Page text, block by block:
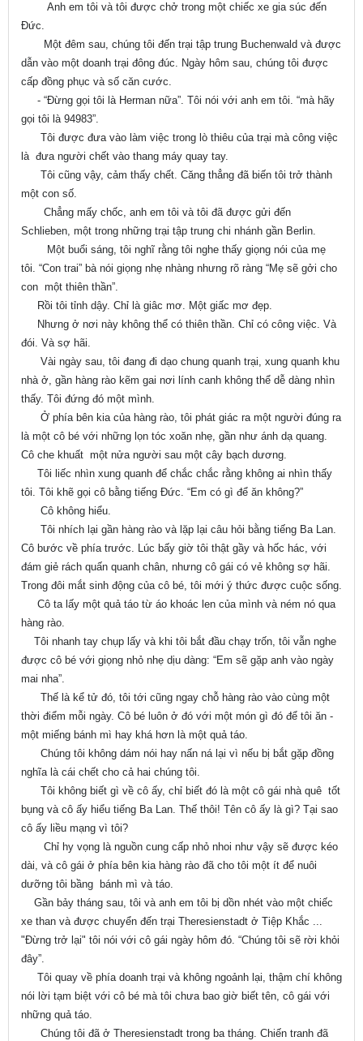
Anh em tôi và tôi được chở trong một chiếc xe gia súc đến
Đức.
Một đêm sau, chúng tôi đến trại tập trung Buchenwald và được
dẫn vào một doanh trại đông đúc. Ngày hôm sau, chúng tôi được
cấp đồng phục và số căn cước.
- “Đừng gọi tôi là Herman nữa”. Tôi nói với anh em tôi. “mà hãy
gọi tôi là 94983”.
Tôi được đưa vào làm việc trong lò thiêu của trại mà công việc
là đưa người chết vào thang máy quay tay.
Tôi cũng vậy, cảm thấy chết. Căng thẳng đã biến tôi trở thành
một con số.
Chẳng mấy chốc, anh em tôi và tôi đã được gửi đến
Schlieben, một trong những trại tập trung chi nhánh gần Berlin.
Một buổi sáng, tôi nghĩ rằng tôi nghe thấy giọng nói của mẹ
tôi. “Con trai” bà nói giọng nhẹ nhàng nhưng rõ ràng “Mẹ sẽ gởi cho
con một thiên thần”.
Rồi tôi tỉnh dậy. Chỉ là giâc mơ. Một giấc mơ đẹp.
Nhưng ở nơi này không thể có thiên thần. Chỉ có công việc. Và
đói. Và sợ hãi.
Vài ngày sau, tôi đang đi dạo chung quanh trại, xung quanh khu
nhà ở, gần hàng rào kẽm gai nơi lính canh không thể dễ dàng nhìn
thấy. Tôi đứng đó một mình.
Ở phía bên kia của hàng rào, tôi phát giác ra một người đúng ra
là một cô bé với những lọn tóc xoăn nhẹ, gần như ánh dạ quang.
Cô che khuất một nửa người sau một cây bạch dương.
Tôi liếc nhìn xung quanh để chắc chắc rằng không ai nhìn thấy
tôi. Tôi khẽ gọi cô bằng tiếng Đức. “Em có gì để ăn không?”
Cô không hiểu.
Tôi nhích lại gần hàng rào và lặp lại câu hỏi bằng tiếng Ba Lan.
Cô bước về phía trước. Lúc bấy giờ tôi thật gầy và hốc hác, với
đám giẻ rách quấn quanh chân, nhưng cô gái có vẻ không sợ hãi.
Trong đôi mắt sinh động của cô bé, tôi mới ý thức được cuộc sống.
Cô ta lấy một quả táo từ áo khoác len của mình và ném nó qua
hàng rào.
Tôi nhanh tay chụp lấy và khi tôi bắt đầu chạy trốn, tôi vẫn nghe
được cô bé với giọng nhỏ nhẹ dịu dàng: “Em sẽ gặp anh vào ngày
mai nha”.
Thế là kể tử đó, tôi tới cũng ngay chỗ hàng rào vào cùng một
thời điểm mỗi ngày. Cô bé luôn ở đó với một món gì đó để tôi ăn -
một miếng bánh mì hay khá hơn là một quả táo.
Chúng tôi không dám nói hay nấn ná lại vì nếu bị bắt gặp đồng
nghĩa là cái chết cho cả hai chúng tôi.
Tôi không biết gì về cô ấy, chỉ biết đó là một cô gái nhà quê tốt
bụng và cô ấy hiểu tiếng Ba Lan. Thế thôi! Tên cô ấy là gì? Tại sao
cô ấy liều mạng vì tôi?
Chỉ hy vọng là nguồn cung cấp nhỏ nhoi như vậy sẽ được kéo
dài, và cô gái ở phía bên kia hàng rào đã cho tôi một ít để nuôi
dưỡng tôi bầng bánh mì và táo.
Gần bảy tháng sau, tôi và anh em tôi bị dồn nhét vào một chiếc
xe than và được chuyển đến trại Theresienstadt ở Tiệp Khắc ...
"Đừng trở lại" tôi nói với cô gái ngày hôm đó. “Chúng tôi sẽ rời khỏi
đây”.
Tôi quay về phía doanh trại và không ngoảnh lại, thậm chí không
nói lời tạm biệt với cô bé mà tôi chưa bao giờ biết tên, cô gái với
những quả táo.
Chúng tôi đã ở Theresienstadt trong ba tháng. Chiến tranh đã